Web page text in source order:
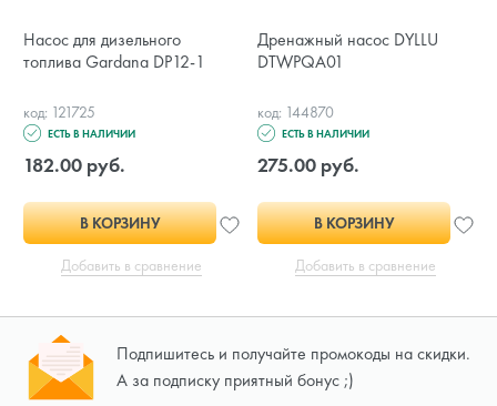
Насос для дизельного
топлива Gardana DP12-1
код: 121725
ЕСТЬ В НАЛИЧИИ
182.00 руб.
В КОРЗИНУ
Добавить в сравнение
Дренажный насос DYLLU
DTWPQA01
код: 144870
ЕСТЬ В НАЛИЧИИ
275.00 руб.
В КОРЗИНУ
Добавить в сравнение
Подпишитесь и получайте промокоды на скидки.
А за подписку приятный бонус ;)